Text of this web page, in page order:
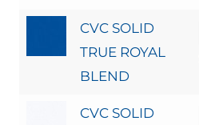
CVC SOLID
TRUE ROYAL
BLEND
CVC SOLID